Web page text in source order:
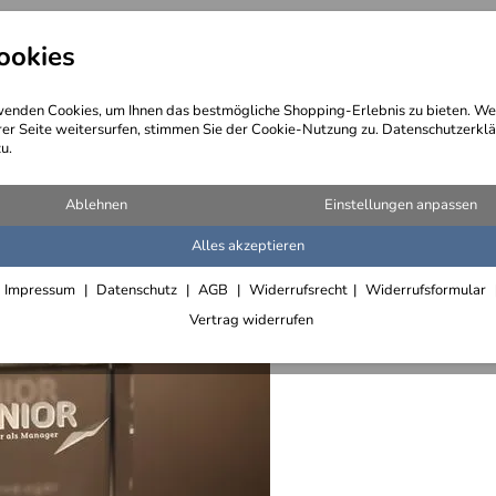
Cookies, um Ihnen das bestmögliche Shopping-Erlebnis zu bieten.
Seite weitersurfen, stimmen Sie der Cookie-Nutzung zu.
Ablehnen Einstellungen anpassen
Alles akzeptieren
Impressum Datenschutz AGB Widerrufsrecht
Widerrufsformular
Vertrag widerrufen
Wegebeschreibung @
Der
Alle